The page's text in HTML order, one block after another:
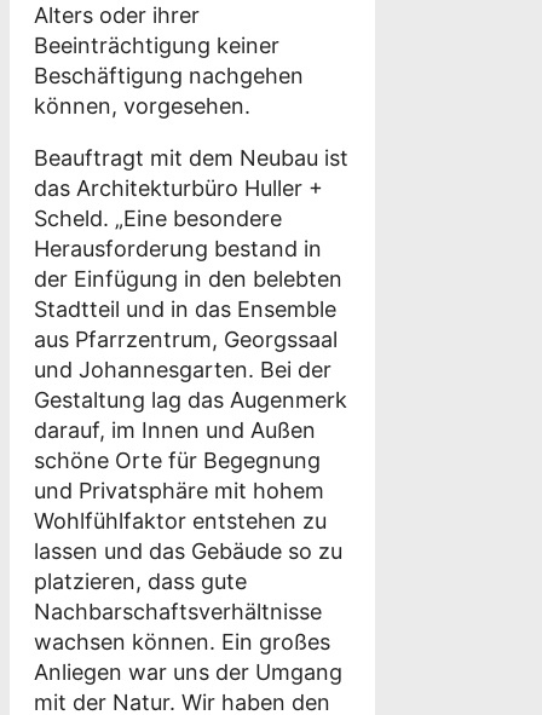
Alters oder ihrer
Beeinträchtigung keiner
Beschäftigung nachgehen
können, vorgesehen.
Beauftragt mit dem Neubau ist
das Architekturbüro Huller +
Scheld. „Eine besondere
Herausforderung bestand in
der Einfügung in den belebten
Stadtteil und in das Ensemble
aus Pfarrzentrum, Georgssaal
und Johannesgarten. Bei der
Gestaltung lag das Augenmerk
darauf, im Innen und Außen
schöne Orte für Begegnung
und Privatsphäre mit hohem
Wohlfühlfaktor entstehen zu
lassen und das Gebäude so zu
platzieren, dass gute
Nachbarschaftsverhältnisse
wachsen können. Ein großes
Anliegen war uns der Umgang
mit der Natur. Wir haben den